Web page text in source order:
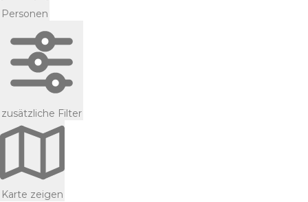
Personen
zusätzliche Filter
Karte zeigen